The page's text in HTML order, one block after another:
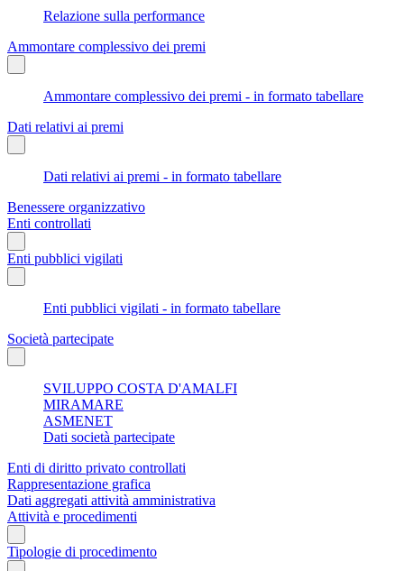
Relazione sulla performance
Ammontare complessivo dei premi
Ammontare complessivo dei premi - in formato tabellare
Dati relativi ai premi
Dati relativi ai premi - in formato tabellare
Benessere organizzativo
Enti controllati
Enti pubblici vigilati
Enti pubblici vigilati - in formato tabellare
Società partecipate
SVILUPPO COSTA D'AMALFI
MIRAMARE
ASMENET
Dati società partecipate
Enti di diritto privato controllati
Rappresentazione grafica
Dati aggregati attività amministrativa
Attività e procedimenti
Tipologie di procedimento